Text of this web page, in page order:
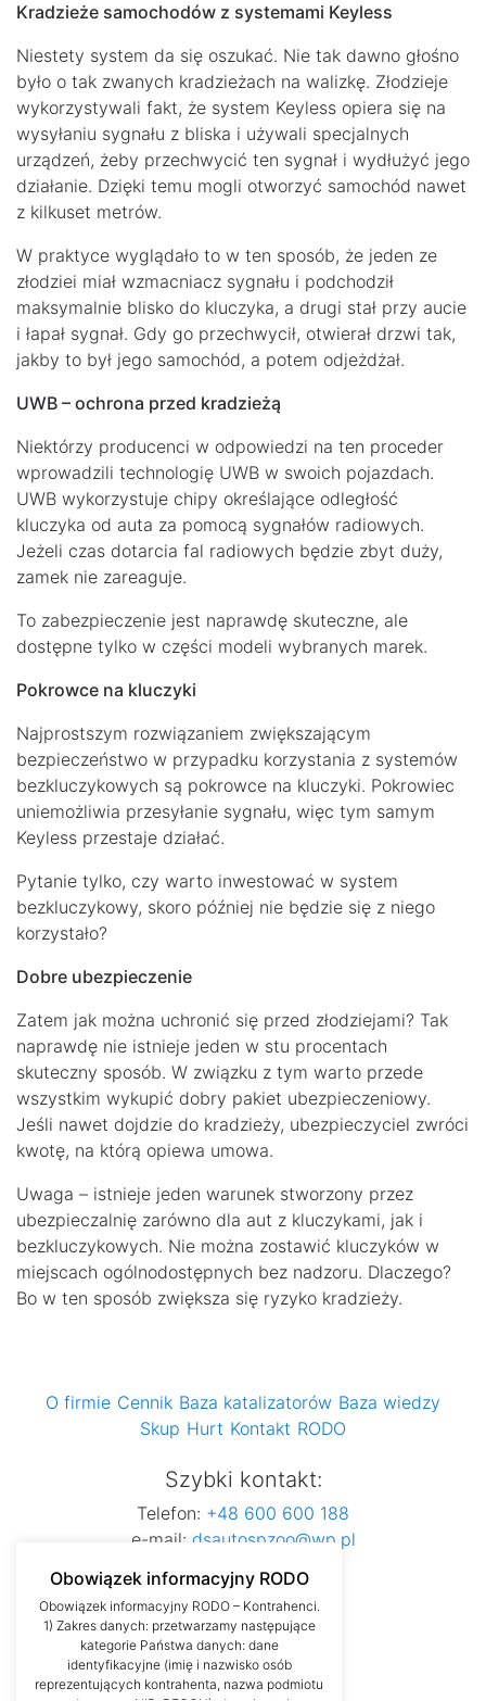
Kradzieże samochodów z systemami Keyless
Niestety system da się oszukać. Nie tak dawno głośno
było o tak zwanych kradzieżach na walizkę. Złodzieje
wykorzystywali fakt, że system Keyless opiera się na
wysyłaniu sygnału z bliska i używali specjalnych
urządzeń, żeby przechwycić ten sygnał i wydłużyć jego
działanie. Dzięki temu mogli otworzyć samochód nawet
z kilkuset metrów.
W praktyce wyglądało to w ten sposób, że jeden ze
złodziei miał wzmacniacz sygnału i podchodził
maksymalnie blisko do kluczyka, a drugi stał przy aucie
i łapał sygnał. Gdy go przechwycił, otwierał drzwi tak,
jakby to był jego samochód, a potem odjeżdżał.
UWB – ochrona przed kradzieżą
Niektórzy producenci w odpowiedzi na ten proceder
wprowadzili technologię UWB w swoich pojazdach.
UWB wykorzystuje chipy określające odległość
kluczyka od auta za pomocą sygnałów radiowych.
Jeżeli czas dotarcia fal radiowych będzie zbyt duży,
zamek nie zareaguje.
To zabezpieczenie jest naprawdę skuteczne, ale
dostępne tylko w części modeli wybranych marek.
Pokrowce na kluczyki
Najprostszym rozwiązaniem zwiększającym
bezpieczeństwo w przypadku korzystania z systemów
bezkluczykowych są pokrowce na kluczyki. Pokrowiec
uniemożliwia przesyłanie sygnału, więc tym samym
Keyless przestaje działać.
Pytanie tylko, czy warto inwestować w system
bezkluczykowy, skoro później nie będzie się z niego
korzystało?
Dobre ubezpieczenie
Zatem jak można uchronić się przed złodziejami? Tak
naprawdę nie istnieje jeden w stu procentach
skuteczny sposób. W związku z tym warto przede
wszystkim wykupić dobry pakiet ubezpieczeniowy.
Jeśli nawet dojdzie do kradzieży, ubezpieczyciel zwróci
kwotę, na którą opiewa umowa.
Uwaga – istnieje jeden warunek stworzony przez
ubezpieczalnię zarówno dla aut z kluczykami, jak i
bezkluczykowych. Nie można zostawić kluczyków w
miejscach ogólnodostępnych bez nadzoru. Dlaczego?
Bo w ten sposób zwiększa się ryzyko kradzieży.
O firmie Cennik Baza katalizatorów Baza wiedzy
Skup Hurt Kontakt RODO
Szybki kontakt:
Telefon: +48 600 600 188
e-mail: dsautospzoo@wp.pl
Obowiązek informacyjny RODO
Obowiązek informacyjny RODO – Kontrahenci.
1) Zakres danych: przetwarzamy następujące
kategorie Państwa danych: dane
identyfikacyjne (imię i nazwisko osób
reprezentujących kontrahenta, nazwa podmiotu